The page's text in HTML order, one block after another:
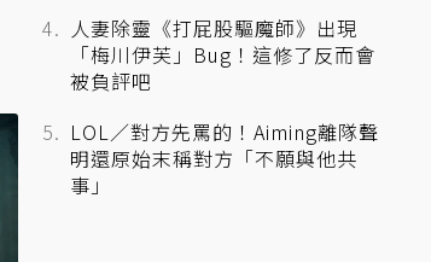
人妻除靈《打屁股驅魔師》出現
「梅川伊芙」Bug！這修了反而會
被負評吧
LOL／對方先罵的！Aiming離隊聲
明還原始末稱對方「不願與他共
事」